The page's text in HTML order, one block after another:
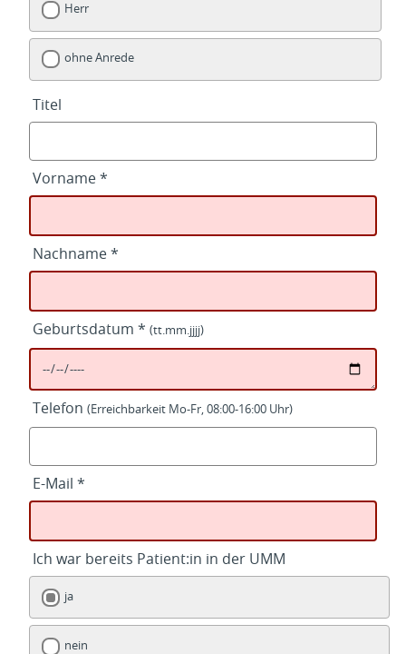
Herr
ohne Anrede
Titel
Vorname *
Nachname *
Geburtsdatum * (tt.mm.jjjj)
Telefon (Erreichbarkeit Mo-Fr, 08:00-16:00 Uhr)
E-Mail *
Ich war bereits Patient:in in der UMM
ja
nein